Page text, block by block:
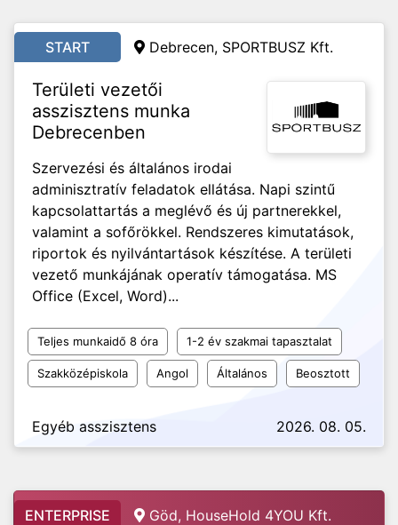
START Debrecen, SPORTBUSZ Kft.
Területi vezetői
asszisztens munka
Debrecenben
Szervezési és általános irodai
adminisztratív feladatok ellátása. Napi szintű
kapcsolattartás a meglévő és új partnerekkel,
valamint a sofőrökkel. Rendszeres kimutatások,
riportok és nyilvántartások készítése. A területi
vezető munkájának operatív támogatása. MS
Office (Excel, Word)...
Teljes munkaidő 8 óra 1-2 év szakmai tapasztalat
Szakközépiskola Angol Általános Beosztott
Egyéb asszisztens 2026. 08. 05.
ENTERPRISE Göd, HouseHold 4YOU Kft.